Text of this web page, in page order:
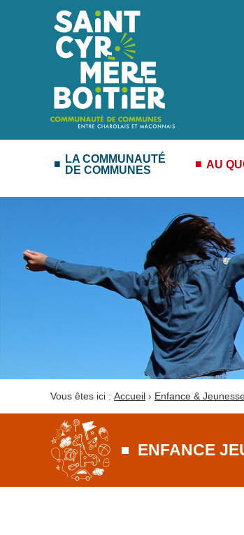
LA COMMUNAUTÉ
DE COMMUNES
AU
Vous êtes ici : Accueil › Enfance &
ENFANCE